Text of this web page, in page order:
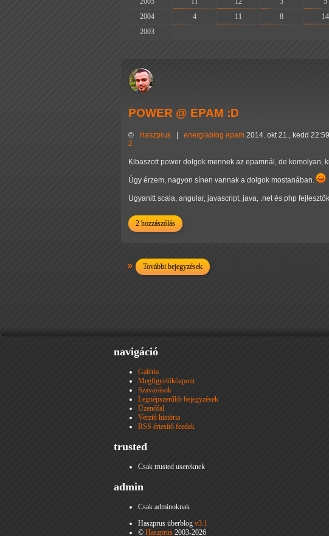
2004
4 11 8 14
2003
POWER @ EPAM :D
© Haszprus energiablog epam 2014. okt 21., kedd
2
Kibaszott power dolgok mennek az epamnál, de
Úgy érzem, nagyon sínen vannak a dolgok mostanában.
Ugyanitt scala, angular, javascript, java, .net és php
2 hozzászólás
További bejegyzések
navigáció
Galéria
Megfigyelőközpont
Szavazások
Legnépszerűbb bejegyzések
Üzenőfal
Verzió história
RSS értesítő feedek
trusted
Csak trusted usereknek
admin
Csak adminoknak
Haszprus überblog v3.1
© Haszprus 2003-2026